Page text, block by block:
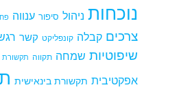
נוכחות ניהול סיפור ענווה
צרכים קבלה קונפליקט קשר
שיפוטיות שמחה תקווה תקשורת
אפקטיבית תקשורת בינאישית